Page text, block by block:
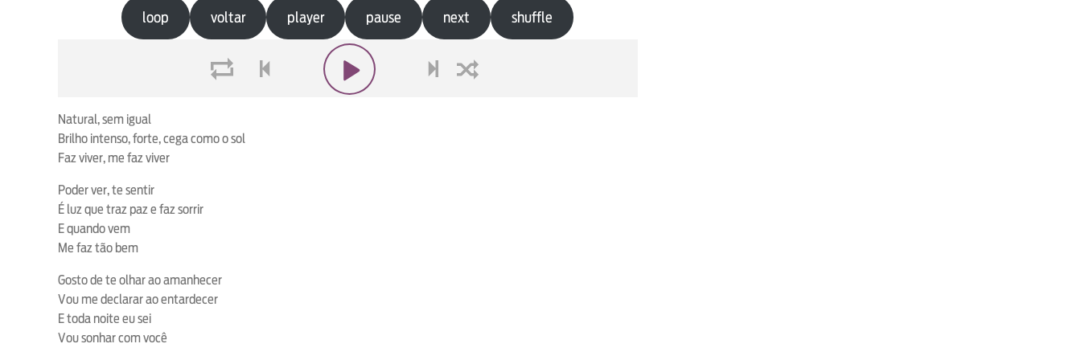
loop voltar player pause next shuffle
Natural, sem igual
Brilho intenso, forte, cega como o sol
Faz viver, me faz viver
Poder ver, te sentir
É luz que traz paz e faz sorrir
E quando vem
Me faz tão bem
Gosto de te olhar ao amanhecer
Vou me declarar ao entardecer
E toda noite eu sei
Vou sonhar com você